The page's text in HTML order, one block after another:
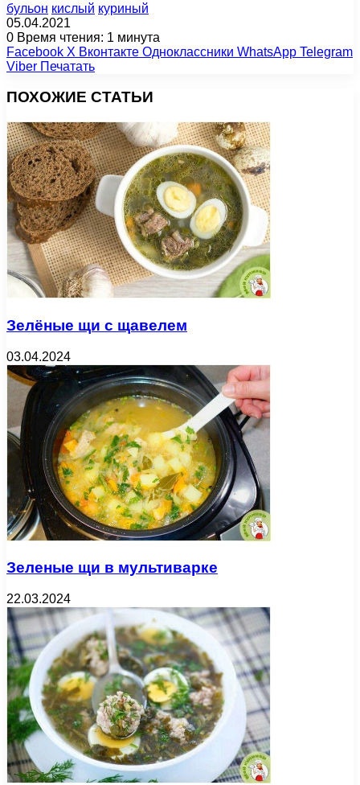
бульон кислый куриный
05.04.2021
0 Время чтения: 1 минута
Facebook X Вконтакте Одноклассники WhatsApp Telegram
Viber Печатать
ПОХОЖИЕ СТАТЬИ
Зелёные щи с щавелем
03.04.2024
Зеленые щи в мультиварке
22.03.2024